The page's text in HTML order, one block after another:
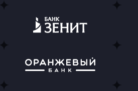
Оправить заявку
в Т-Банк (Тинькофф)
Оправить заявку
в Зенит Банк